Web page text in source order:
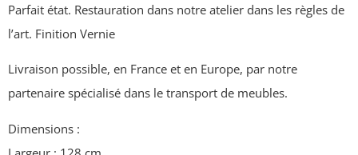
Parfait état. Restauration dans notre atelier dans les règles de
l’art. Finition Vernie
Livraison possible, en France et en Europe, par notre
partenaire spécialisé dans le transport de meubles.
Dimensions :